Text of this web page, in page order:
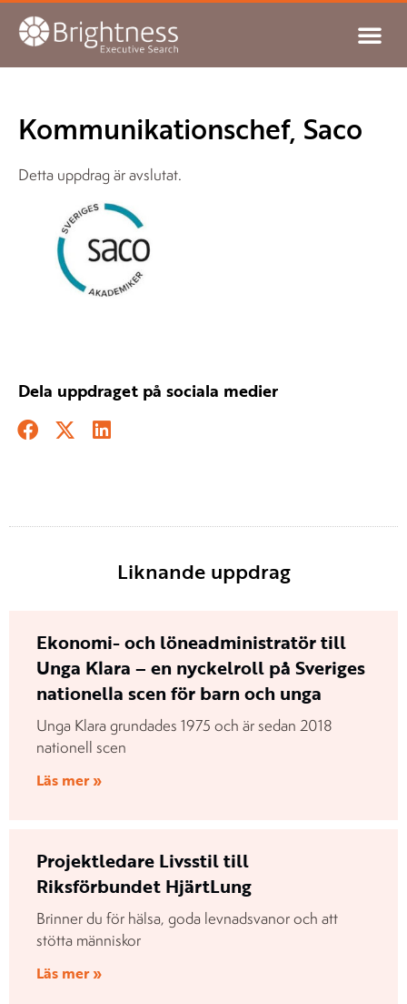
Kommunikationschef, Saco
Detta uppdrag är avslutat.
Dela uppdraget på sociala medier
Liknande uppdrag
Ekonomi- och löneadministratör till
Unga Klara – en nyckelroll på Sveriges
nationella scen för barn och unga
Unga Klara grundades 1975 och är sedan 2018
nationell scen
Läs mer »
Projektledare Livsstil till
Riksförbundet HjärtLung
Brinner du för hälsa, goda levnadsvanor och att
stötta människor
Läs mer »